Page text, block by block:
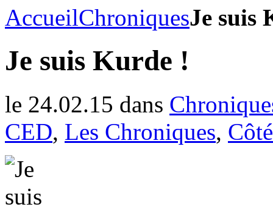
AccueilChroniquesJe suis
Je suis Kurde !
le 24.02.15 dans
CED, Les Chroniques,